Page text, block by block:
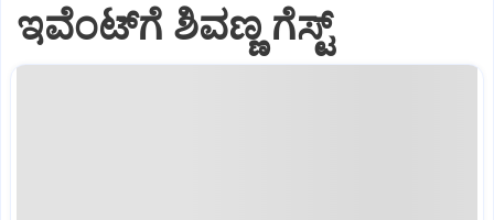
ಇವೆಂಟ್‌ಗೆ ಶಿವಣ್ಣ ಗೆಸ್ಟ್